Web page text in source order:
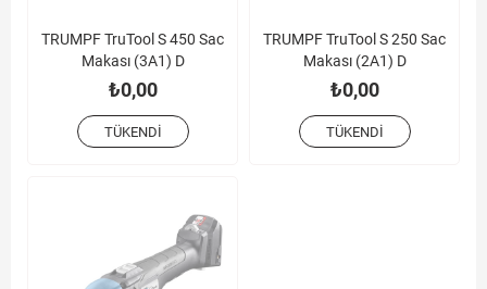
TRUMPF TruTool S 450 Sac
Makası (3A1) D
₺0,00
TÜKENDI
TRUMPF TruTool S 250 Sac
Makası (2A1) D
₺0,00
TÜKENDI